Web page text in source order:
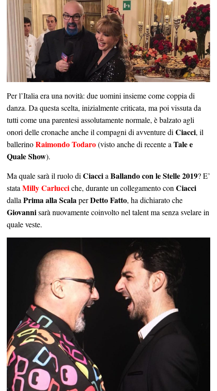
Per l’Italia era una novità: due uomini insieme come coppia di
danza. Da questa scelta, inizialmente criticata, ma poi vissuta da
tutti come una parentesi assolutamente normale, è balzato agli
onori delle cronache anche il compagni di avventure diCiacci, il
ballerinoRaimondo Todaro(visto anche di recente aTale e
Quale Show).
Ma quale sarà il ruolo diCiacciaBallando con le Stelle 2019? E’
stataMilly Carlucciche, durante un collegamento conCiacci
dallaPrima alla ScalaperDetto Fatto, ha dichiarato che
Giovannisarà nuovamente coinvolto nel talent ma senza svelare in
quale veste.